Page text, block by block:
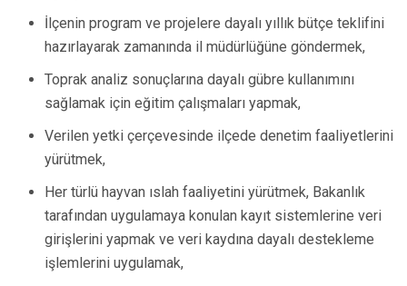
İlçenin program ve projelere dayalı yıllık bütçe teklifini
hazırlayarak zamanında il müdürlüğüne göndermek,
Toprak analiz sonuçlarına dayalı gübre kullanımını
sağlamak için eğitim çalışmaları yapmak,
Verilen yetki çerçevesinde ilçede denetim faaliyetlerini
yürütmek,
Her türlü hayvan ıslah faaliyetini yürütmek, Bakanlık
tarafından uygulamaya konulan kayıt sistemlerine veri
girişlerini yapmak ve veri kaydına dayalı destekleme
işlemlerini uygulamak,